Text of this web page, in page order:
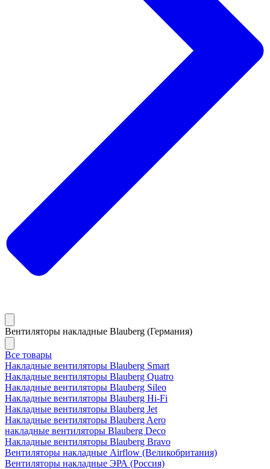
Вентиляторы накладные Blauberg (Германия)
Все товары
Накладные вентиляторы Blauberg Smart
Накладные вентиляторы Blauberg Quatro
Накладные вентиляторы Blauberg Sileo
Накладные вентиляторы Blauberg Hi-Fi
Накладные вентиляторы Blauberg Jet
Накладные вентиляторы Blauberg Aero
накладные вентиляторы Blauberg Deco
Накладные вентиляторы Blauberg Bravo
Вентиляторы накладные Airflow (Великобритания)
Вентиляторы накладные ЭРА (Россия)